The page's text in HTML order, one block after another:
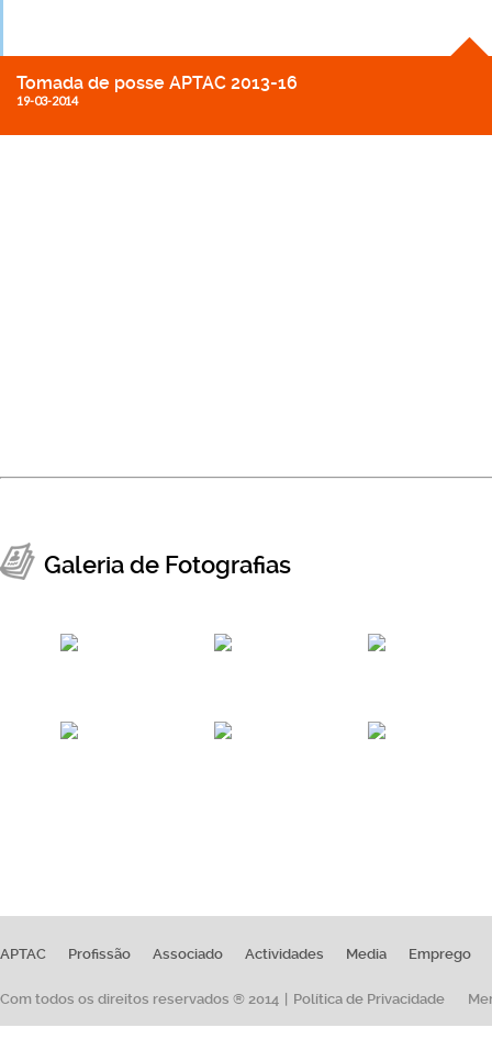
Tomada de posse APTAC 2013-16
19-03-2014
Galeria de Fotografias
APTAC Profissão Associado Actividades Media Emprego
Com todos os direitos reservados ® 2014 | Política de Privacidade